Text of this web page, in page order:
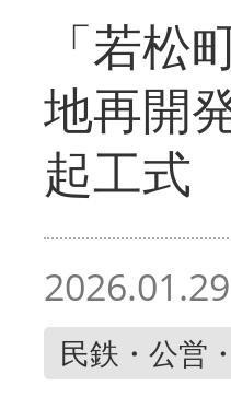
「若松
地再開
起工式
2026.01.29
民鉄・公営